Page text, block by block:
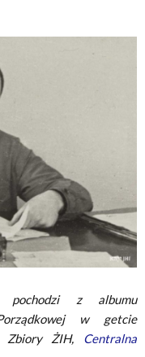
pochodzi z albumu
w getcie
Zbiory ŻIH, Centralna